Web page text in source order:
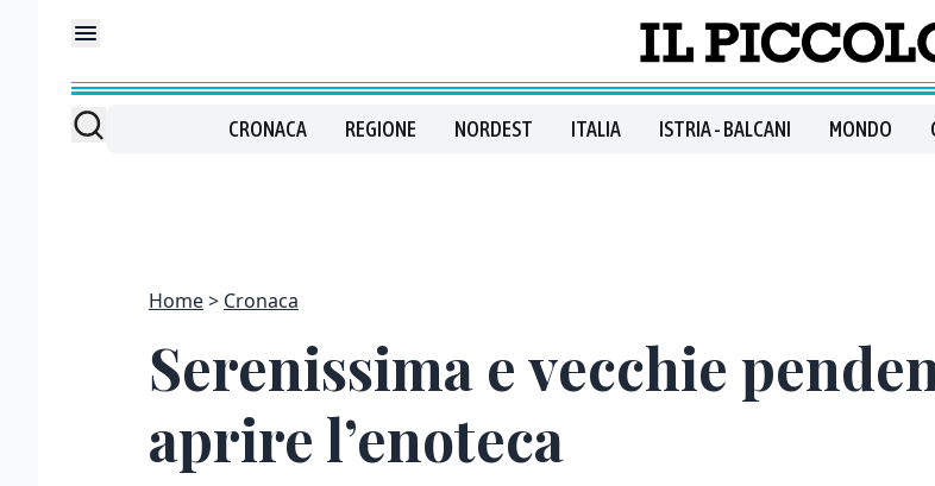
CRONACA REGIONE NORDEST ITALIA ISTRIA - BALCANI MONDO
Home Cronaca
Serenissima e vecchie
aprire l’enoteca